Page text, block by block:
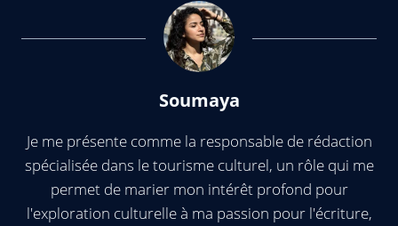
Soumaya
Je me présente comme la responsable de rédaction
spécialisée dans le tourisme culturel, un rôle qui me
permet de marier mon intérêt profond pour
l'exploration culturelle à ma passion pour l'écriture,